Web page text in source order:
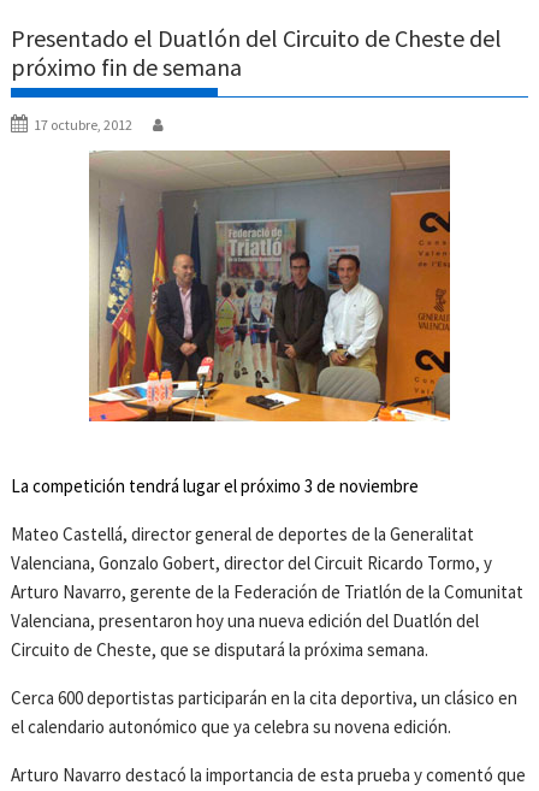
Presentado el Duatlón del Circuito de Cheste del
próximo fin de semana
17 octubre, 2012
La competición tendrá lugar el próximo 3 de noviembre
Mateo Castellá, director general de deportes de la Generalitat
Valenciana, Gonzalo Gobert, director del Circuit Ricardo Tormo, y
Arturo Navarro, gerente de la Federación de Triatlón de la Comunitat
Valenciana, presentaron hoy una nueva edición del Duatlón del
Circuito de Cheste, que se disputará la próxima semana.
Cerca 600 deportistas participarán en la cita deportiva, un clásico en
el calendario autonómico que ya celebra su novena edición.
Arturo Navarro destacó la importancia de esta prueba y comentó que